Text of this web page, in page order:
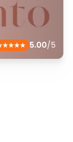
5.00/5